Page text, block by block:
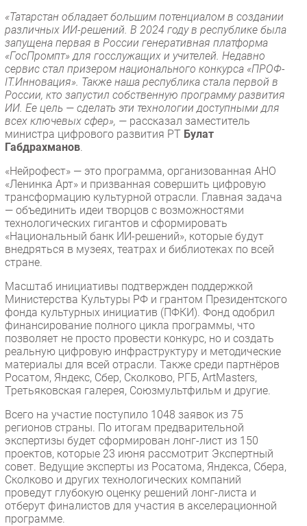
Каталог компаний
«Татарстан обладает большим потенциалом в создании
различных ИИ-решений. В 2024 году в республике была
запущена первая в России генеративная платформа
«ГосПромпт» для госслужащих и учителей. Недавно
сервис стал призером национального конкурса «ПРОФ-
IT.Инновация». Также наша республика стала первой в
России, кто запустил собственную программу развития
ИИ. Ее цель — сделать эти технологии доступными для
всех ключевых сфер», — рассказал заместитель
министра цифрового развития РТ Булат
Габдрахманов.
«Нейрофест» — это программа, организованная АНО
«Ленинка Арт» и призванная совершить цифровую
трансформацию культурной отрасли. Главная задача
— объединить идеи творцов с возможностями
технологических гигантов и сформировать
«Национальный банк ИИ-решений», которые будут
внедряться в музеях, театрах и библиотеках по всей
стране.
Масштаб инициативы подтвержден поддержкой
Министерства Культуры РФ и грантом Президентского
фонда культурных инициатив (ПФКИ). Фонд одобрил
финансирование полного цикла программы, что
позволяет не просто провести конкурс, но и создать
реальную цифровую инфраструктуру и методические
материалы для всей отрасли. Также среди партнёров
Росатом, Яндекс, Сбер, Сколково, РГБ, ArtMasters,
Третьяковская галерея, Союзмультфильм и другие.
Всего на участие поступило 1048 заявок из 75
регионов страны. По итогам предварительной
экспертизы будет сформирован лонг-лист из 150
проектов, которые 23 июня рассмотрит Экспертный
совет. Ведущие эксперты из Росатома, Яндекса, Сбера,
Сколково и других технологических компаний
проведут глубокую оценку решений лонг-листа и
отберут финалистов для участия в акселерационной
программе.